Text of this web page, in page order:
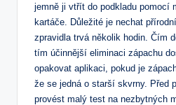
jemně ji vtřít do podkladu pomocí
kartáče. Důležité je nechat
zpravidla trvá několik hodin. Čím
tím účinnější eliminaci zápachu
opakovat aplikaci, pokud je
že se jedná o starší skvrny. Před
provést malý test na nezbytných